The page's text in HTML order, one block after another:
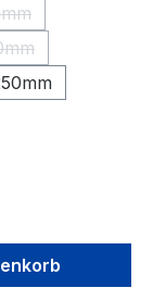
verfügbar.)
ist zurzeit nicht
Option ist
verfügbar.)
ist zurzeit nicht
(Diese Option ist
ist zurzeit nicht
ist zurzeit nicht